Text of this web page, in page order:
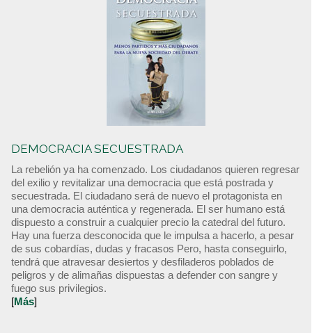
DEMOCRACIA SECUESTRADA
La rebelión ya ha comenzado. Los ciudadanos quieren regresar
del exilio y revitalizar una democracia que está postrada y
secuestrada. El ciudadano será de nuevo el protagonista en
una democracia auténtica y regenerada. El ser humano está
dispuesto a construir a cualquier precio la catedral del futuro.
Hay una fuerza desconocida que le impulsa a hacerlo, a pesar
de sus cobardías, dudas y fracasos Pero, hasta conseguirlo,
tendrá que atravesar desiertos y desfiladeros poblados de
peligros y de alimañas dispuestas a defender con sangre y
fuego sus privilegios.
[Más]